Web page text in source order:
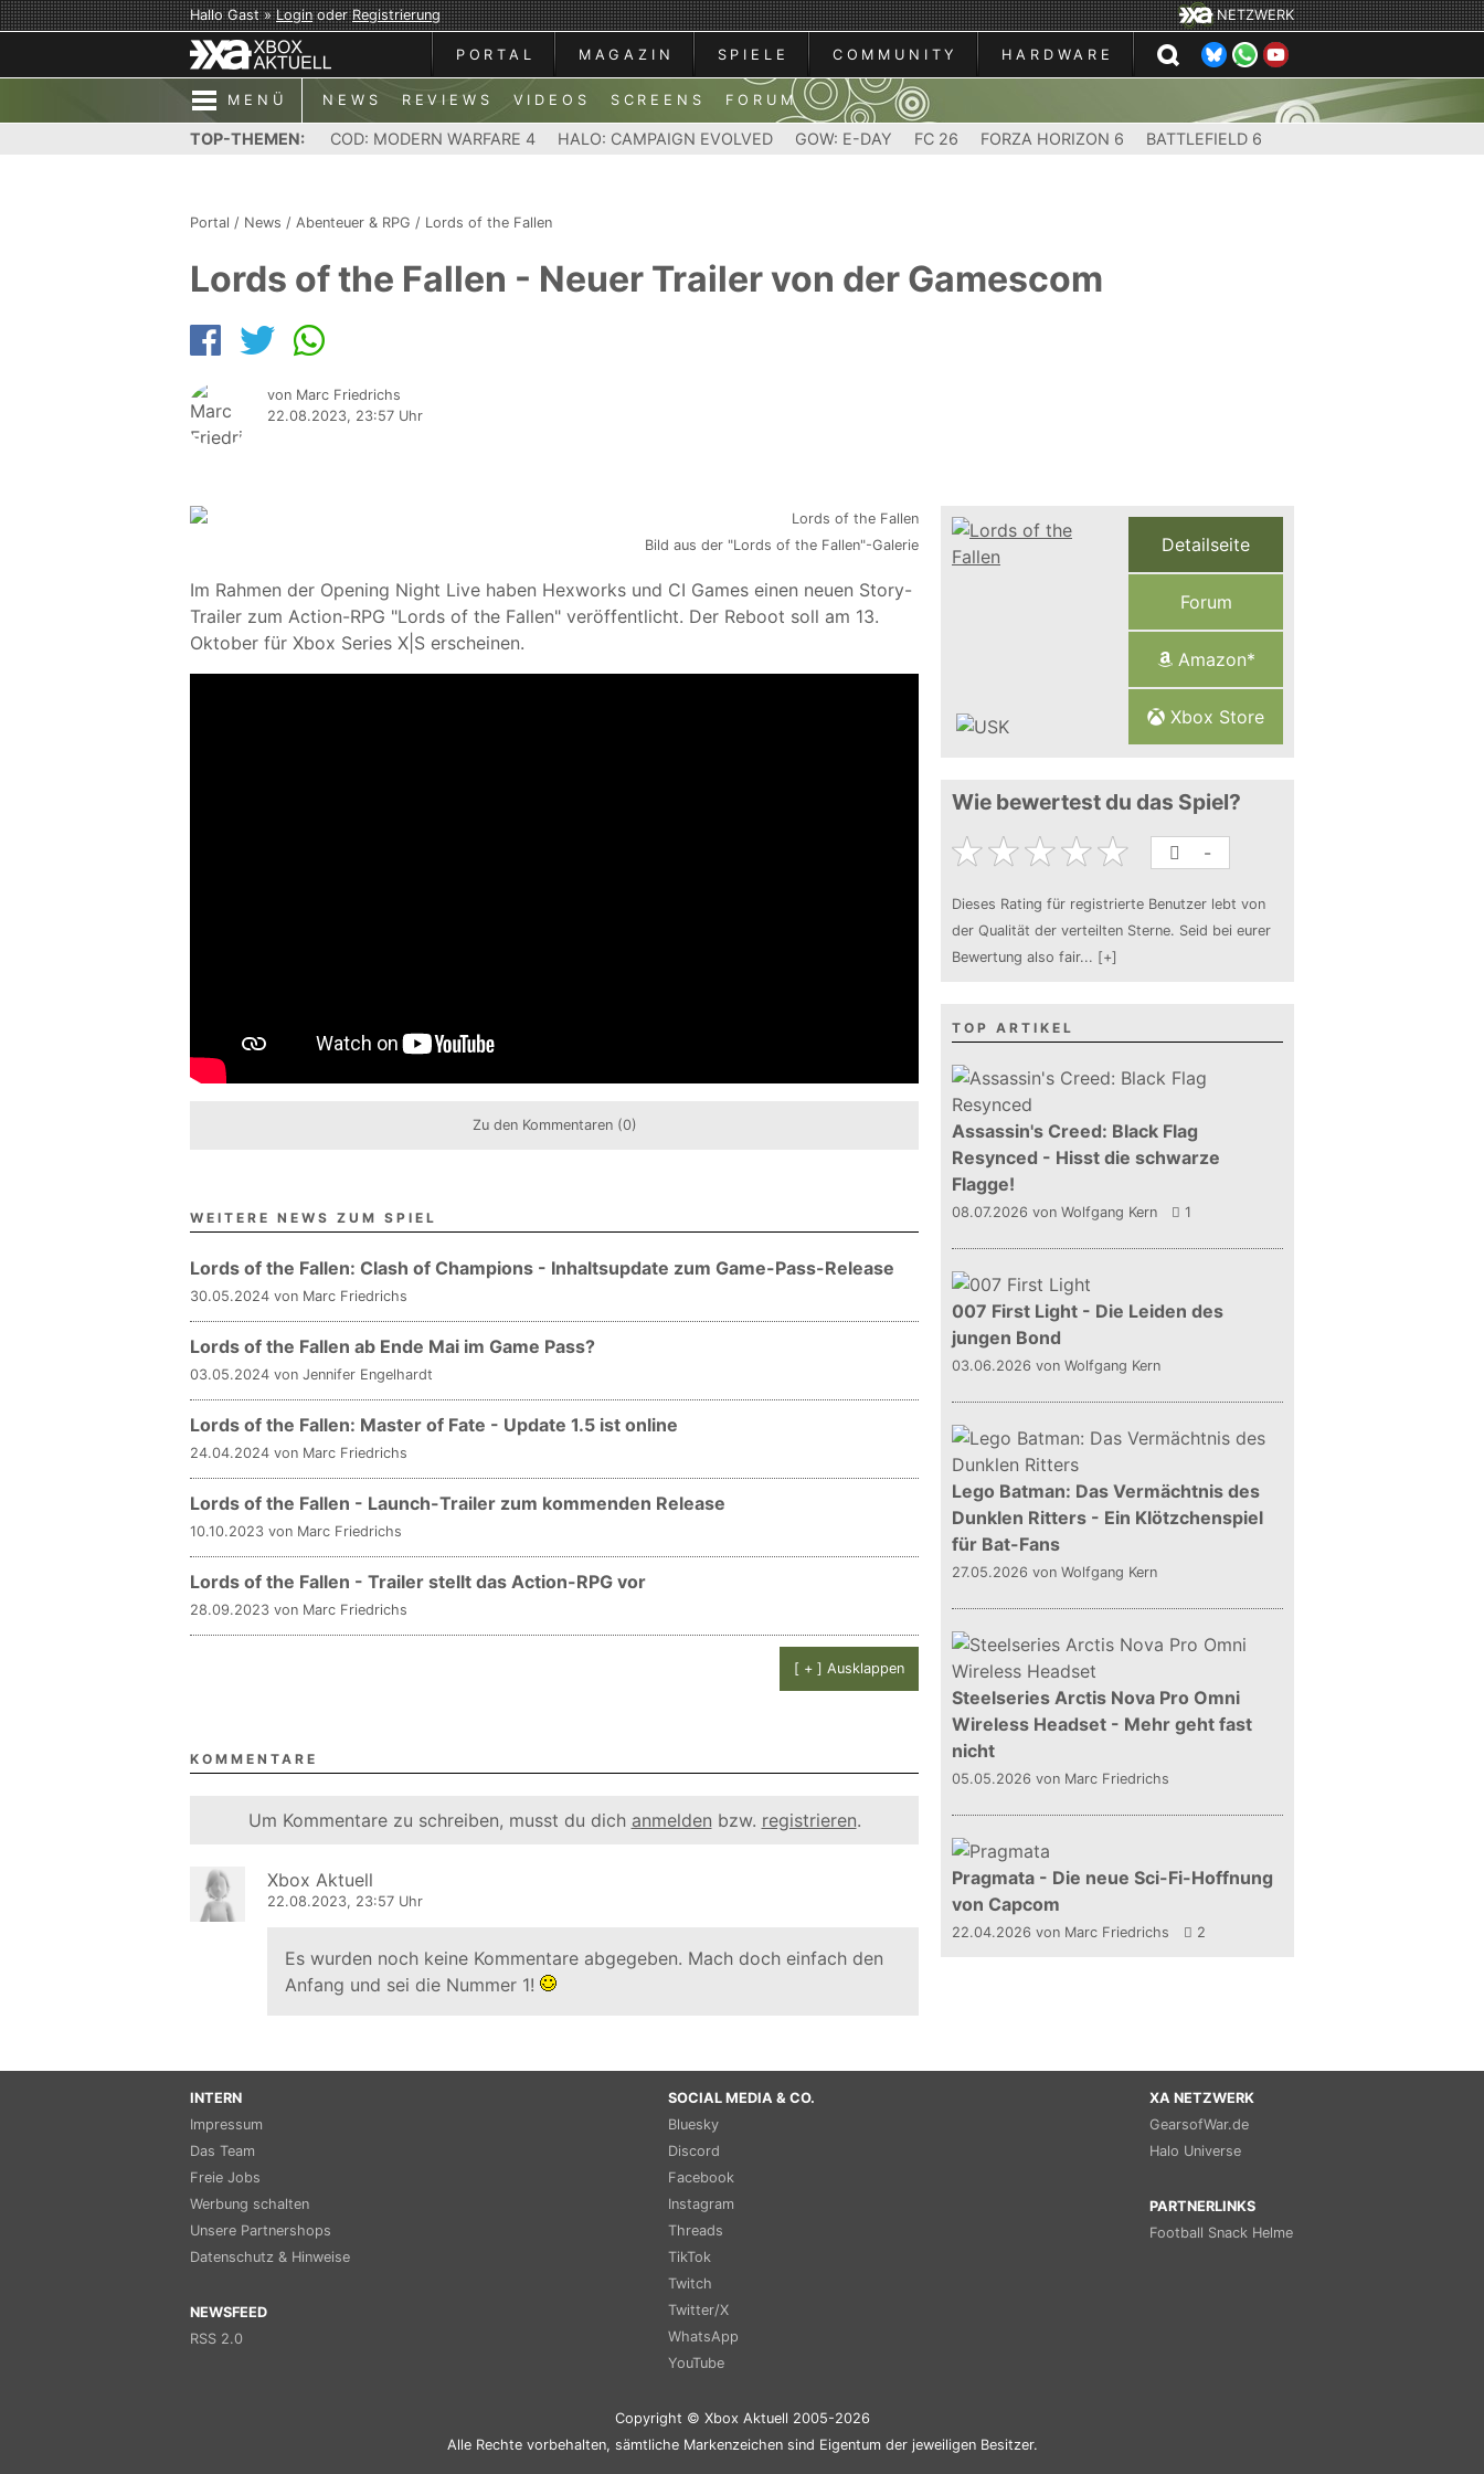
Hallo Gast »LoginoderRegistrierung NETZWERK
PORTAL MAGAZIN SPIELE COMMUNITY HARDWARE
MENÜ NEWS REVIEWS VIDEOS SCREENS FORUM
TOP-THEMEN: COD: MODERN WARFARE 4 HALO: CAMPAIGN EVOLVED GOW: E-DAY FC 26 FORZA HORIZON 6 BATTLEFIELD 6
Portal / News / Abenteuer & RPG / Lords of the Fallen
Lords of the Fallen - Neuer Trailer von der Gamescom
von Marc Friedrichs
22.08.2023, 23:57 Uhr
Bild aus der "Lords of the Fallen"-Galerie
Im Rahmen der Opening Night Live haben Hexworks und CI Games einen neuen Story-
Trailer zum Action-RPG "Lords of the Fallen" veröffentlicht. Der Reboot soll am 13.
Oktober für Xbox Series X|S erscheinen.
Zu den Kommentaren (0)
WEITERE NEWS ZUM SPIEL
Lords of the Fallen: Clash of Champions - Inhaltsupdate zum Game-Pass-Release
30.05.2024 von Marc Friedrichs
Lords of the Fallen ab Ende Mai im Game Pass?
03.05.2024 von Jennifer Engelhardt
Lords of the Fallen: Master of Fate - Update 1.5 ist online
24.04.2024 von Marc Friedrichs
Lords of the Fallen - Launch-Trailer zum kommenden Release
10.10.2023 von Marc Friedrichs
Lords of the Fallen - Trailer stellt das Action-RPG vor
28.09.2023 von Marc Friedrichs
[ + ] Ausklappen
KOMMENTARE
Um Kommentare zu schreiben, musst du dich anmelden bzw. registrieren.
Xbox Aktuell
22.08.2023, 23:57 Uhr
Es wurden noch keine Kommentare abgegeben. Mach doch einfach den
Anfang und sei die Nummer 1!
Detailseite
Forum
Amazon*
Xbox Store
Wie bewertest du das Spiel?
-
Dieses Rating für registrierte Benutzer lebt von
der Qualität der verteilten Sterne. Seid bei eurer
Bewertung also fair... [+]
TOP ARTIKEL
Assassin's Creed: Black Flag
Resynced - Hisst die schwarze
Flagge!
08.07.2026 von Wolfgang Kern 1
007 First Light - Die Leiden des
jungen Bond
03.06.2026 von Wolfgang Kern
Lego Batman: Das Vermächtnis des
Dunklen Ritters - Ein Klötzchenspiel
für Bat-Fans
27.05.2026 von Wolfgang Kern
Steelseries Arctis Nova Pro Omni
Wireless Headset - Mehr geht fast
nicht
05.05.2026 von Marc Friedrichs
Pragmata - Die neue Sci-Fi-Hoffnung
von Capcom
22.04.2026 von Marc Friedrichs 2
INTERN
Impressum
Das Team
Freie Jobs
Werbung schalten
Unsere Partnershops
Datenschutz & Hinweise
NEWSFEED
RSS 2.0
SOCIAL MEDIA & CO.
Bluesky
Discord
Facebook
Instagram
Threads
TikTok
Twitch
Twitter/X
WhatsApp
YouTube
XA NETZWERK
GearsofWar.de
Halo Universe
PARTNERLINKS
Football Snack Helme
Copyright © Xbox Aktuell 2005-2026
Alle Rechte vorbehalten, sämtliche Markenzeichen sind Eigentum der jeweiligen Besitzer.